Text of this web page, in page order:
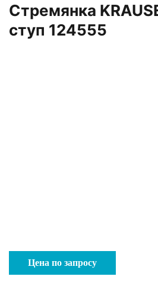
Стремянка
ступ 124555
Цена по запросу